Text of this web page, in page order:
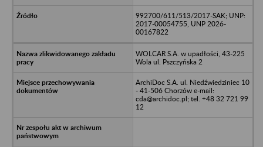
992700/611/513/2017-SAK; UNP:
2017-00054755, UNP 2026-
00167822
WOLCAR S.A. w upadłości, 43-225
Wola ul. Pszczyńska 2
ArchiDoc S.A. ul. Niedźwiedziniec 10
- 41-506 Chorzów e-mail:
cda@archidoc.pl; tel. +48 32 721 99
12